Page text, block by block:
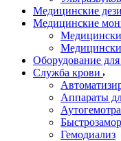
Медицинские
Медицинские
Оборудование
Служба крови
Аппараты
Гемодиализ